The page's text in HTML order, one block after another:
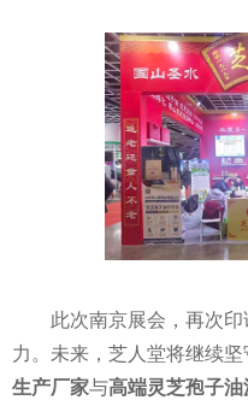
此次南京展会，再次
力。未来，芝人堂将继续
生产厂家与高端灵芝孢子油